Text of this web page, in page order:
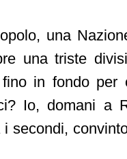
una
una triste
in fondo per
Io, domani a
i secondi,